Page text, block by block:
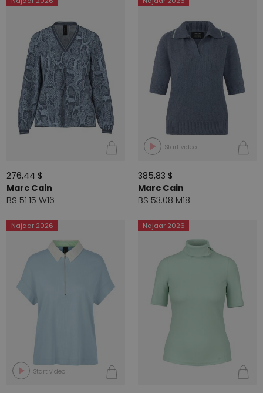
276,44 $
Marc Cain
BS 51.15 W16
Start video
385,83 $
Marc Cain
BS 53.08 M18
Najaar 2026
Start video
Najaar 2026